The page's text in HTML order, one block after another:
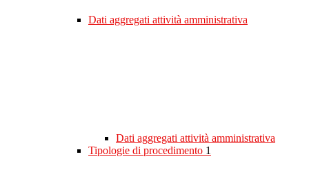
Dati aggregati attività amministrativa
Dati aggregati attività amministrativa
Tipologie di procedimento 1